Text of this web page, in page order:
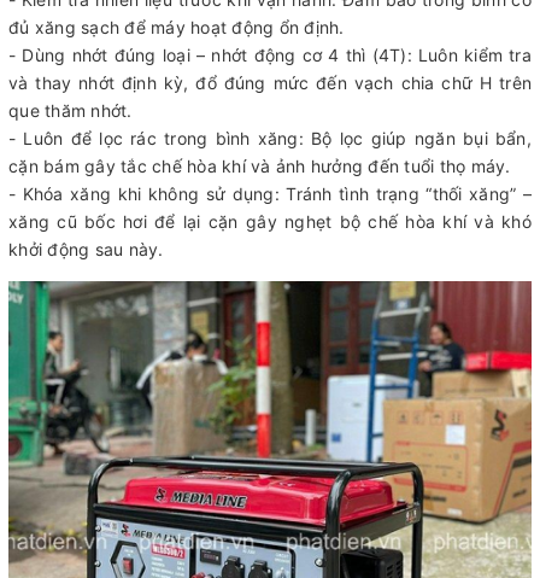
đủ xăng sạch để máy hoạt động ổn định.
- Dùng nhớt đúng loại – nhớt động cơ 4 thì (4T): Luôn kiểm tra
và thay nhớt định kỳ, đổ đúng mức đến vạch chia chữ H trên
que thăm nhớt.
- Luôn để lọc rác trong bình xăng: Bộ lọc giúp ngăn bụi bẩn,
cặn bám gây tắc chế hòa khí và ảnh hưởng đến tuổi thọ máy.
- Khóa xăng khi không sử dụng: Tránh tình trạng “thối xăng” –
xăng cũ bốc hơi để lại cặn gây nghẹt bộ chế hòa khí và khó
khởi động sau này.